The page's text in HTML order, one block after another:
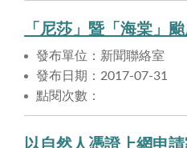
發布單位：新聞聯絡室
發布日期：2017-07-31
點閱次數：